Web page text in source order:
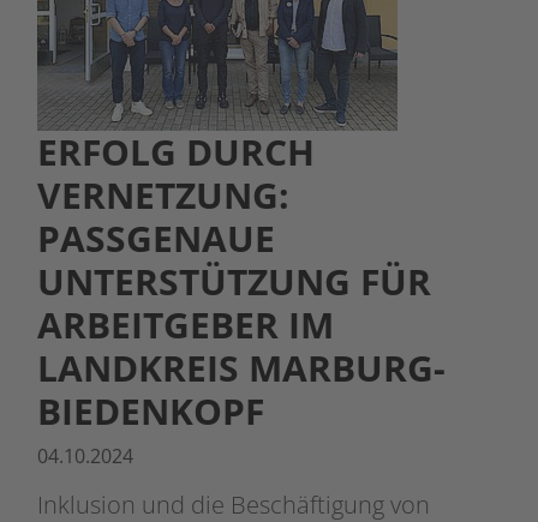
ERFOLG DURCH
VERNETZUNG:
PASSGENAUE
UNTERSTÜTZUNG FÜR
ARBEITGEBER IM
LANDKREIS MARBURG-
BIEDENKOPF
04.10.2024
Inklusion und die Beschäftigung von